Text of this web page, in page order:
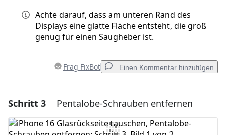
Achte darauf, dass am unteren Rand des
Displays eine glatte Fläche entsteht, die groß
genug für einen Saugheber ist.
Frag FixBot Einen Kommentar hinzufügen
Einen Kommentar hinzufügen
Kommentar hinzufügen
Schritt 3 Pentalobe-Schrauben entfernen